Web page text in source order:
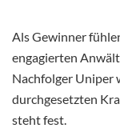
Als Gewinner
engagierten
Nachfolger Uniper
durchgesetzten
steht fest.